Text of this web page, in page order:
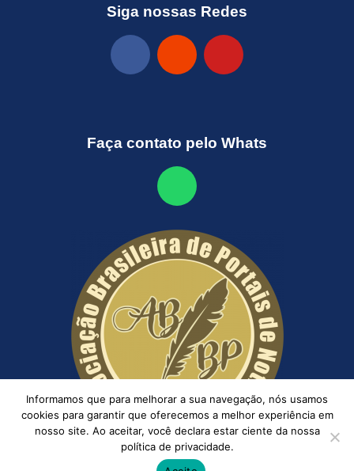
Siga nossas Redes
Faça contato pelo Whats
Informamos que para melhorar a sua navegação, nós usamos
cookies para garantir que oferecemos a melhor experiência em
nosso site. Ao aceitar, você declara estar ciente da nossa
política de privacidade.